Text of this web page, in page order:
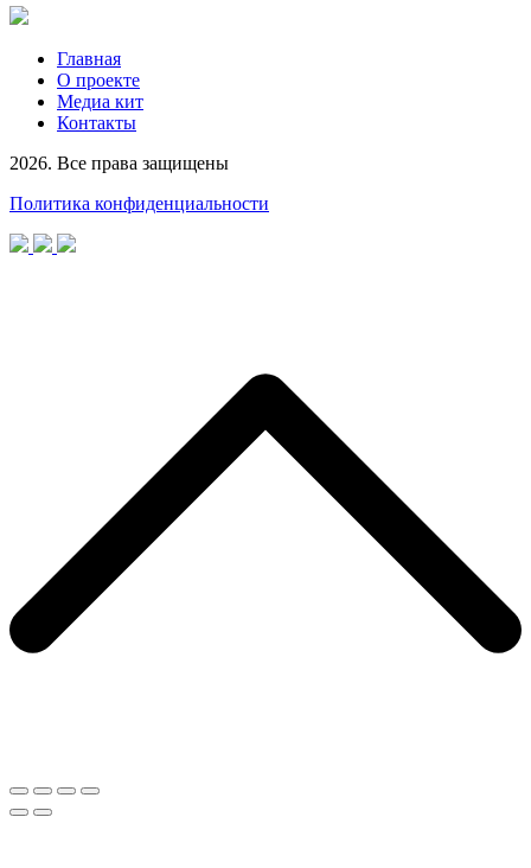
Главная
О проекте
Медиа кит
Контакты
2026. Все права защищены
Политика конфиденциальности